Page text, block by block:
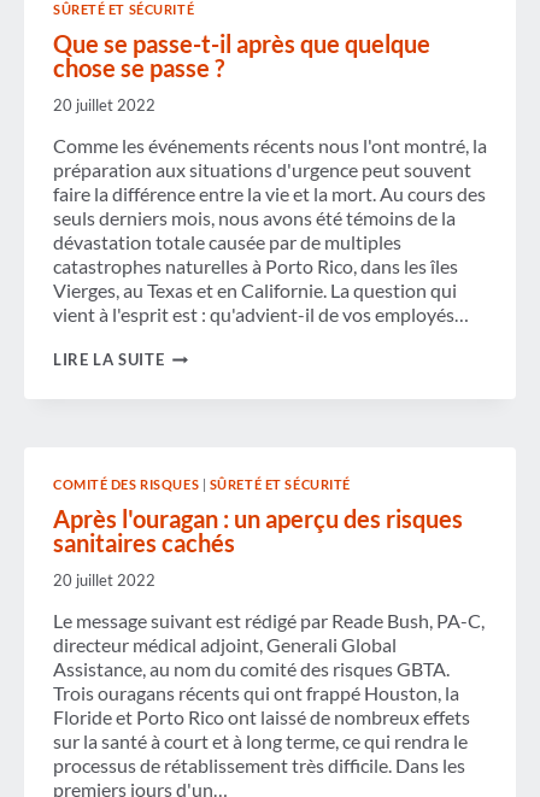
LA
FAÇON
DE
RÉAGIR
SÛRETÉ ET SÉCURITÉ
Que se passe-t-il après que quelque
chose se passe ?
20 juillet 2022
Comme les événements récents nous l'ont montré, la
préparation aux situations d'urgence peut souvent
faire la différence entre la vie et la mort. Au cours des
seuls derniers mois, nous avons été témoins de la
dévastation totale causée par de multiples
catastrophes naturelles à Porto Rico, dans les îles
Vierges, au Texas et en Californie. La question qui
vient à l'esprit est : qu'advient-il de vos employés…
LIRE LA SUITEQUE
QUELQUE
SE
PASSE ?
COMITÉ DES RISQUES | SÛRETÉ ET SÉCURITÉ
Après l'ouragan : un aperçu des risques
sanitaires cachés
20 juillet 2022
Le message suivant est rédigé par Reade Bush, PA-C,
directeur médical adjoint, Generali Global
Assistance, au nom du comité des risques GBTA.
Trois ouragans récents qui ont frappé Houston, la
Floride et Porto Rico ont laissé de nombreux effets
sur la santé à court et à long terme, ce qui rendra le
processus de rétablissement très difficile. Dans les
premiers jours d'un…